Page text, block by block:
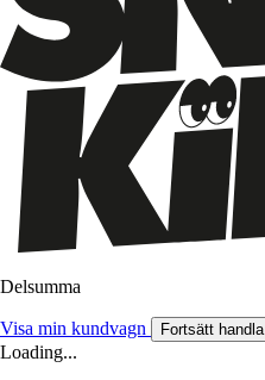
Delsumma
Visa min kundvagn Fortsätt handla
Loading...